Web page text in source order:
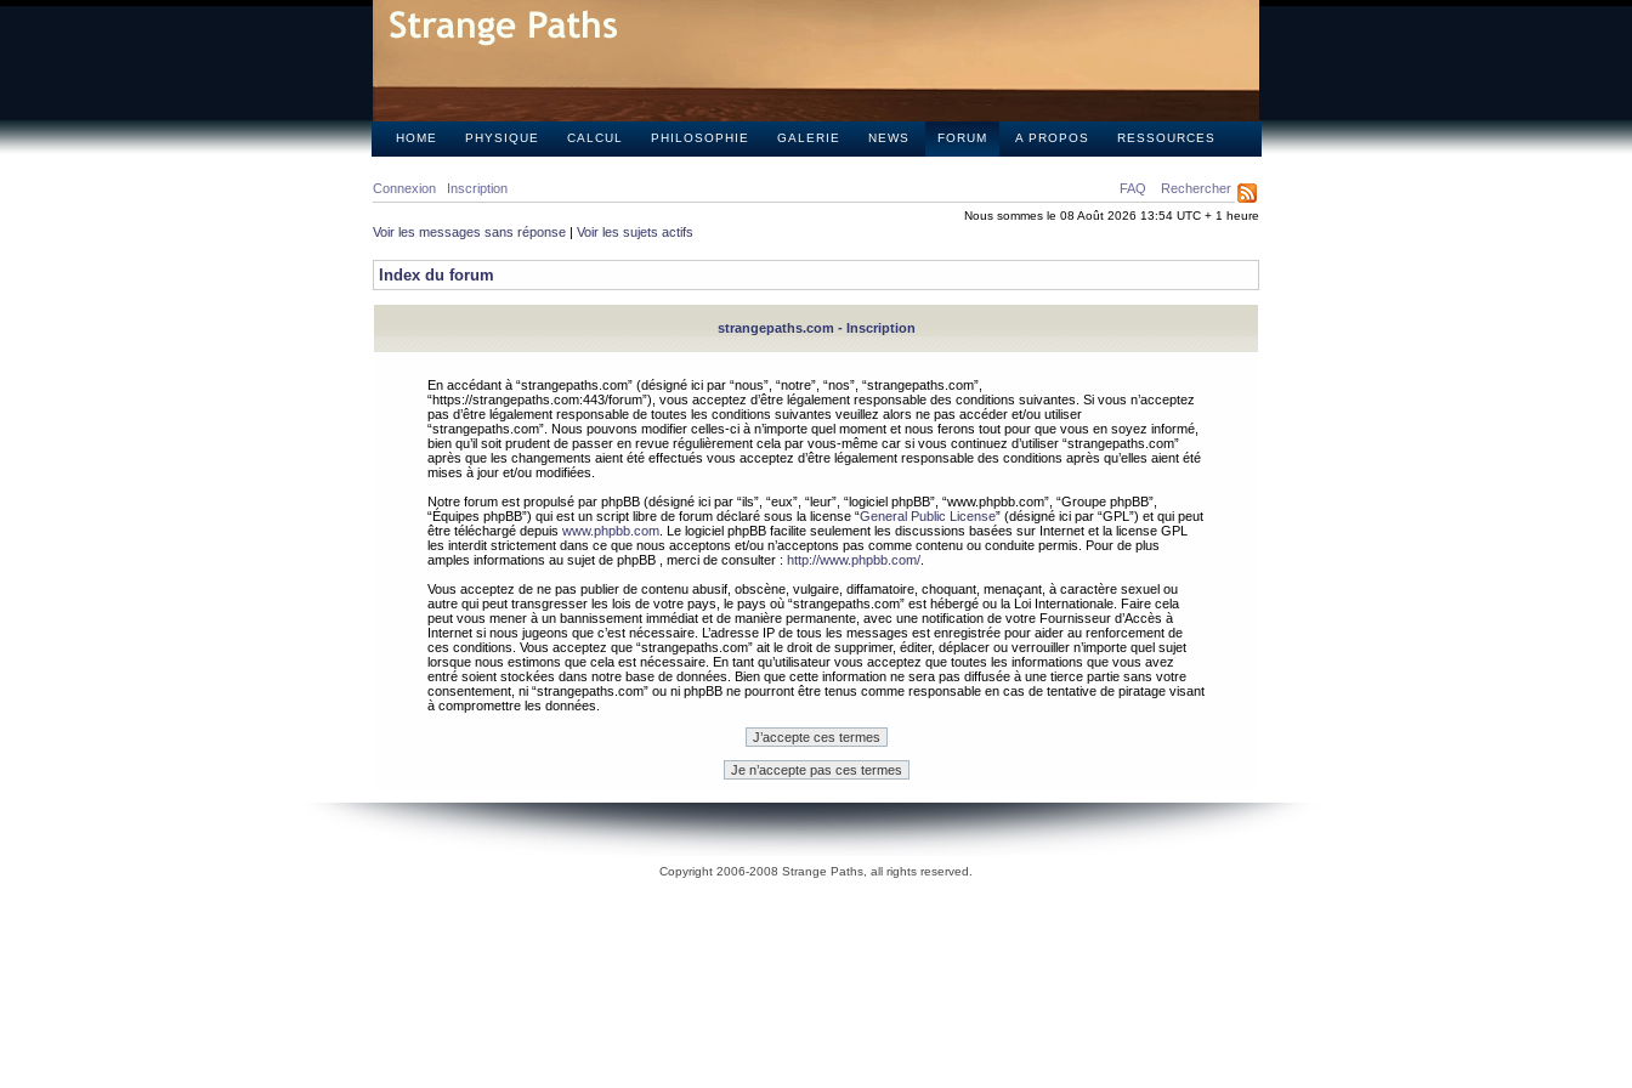
HOME PHYSIQUE CALCUL PHILOSOPHIE GALERIE NEWS FORUM A PROPOS RESSOURCES
FAQ Rechercher
Connexion Inscription
Nous sommes le 08 Août 2026 13:54 UTC + 1 heure
Voir les messages sans réponse | Voir les sujets actifs
Index du forum
strangepaths.com - Inscription
En accédant à “strangepaths.com” (désigné ici par “nous”, “notre”, “nos”, “strangepaths.com”,
“https://strangepaths.com:443/forum”), vous acceptez d’être légalement responsable des conditions suivantes. Si vous n’acceptez
pas d’être légalement responsable de toutes les conditions suivantes veuillez alors ne pas accéder et/ou utiliser
“strangepaths.com”. Nous pouvons modifier celles-ci à n’importe quel moment et nous ferons tout pour que vous en soyez informé,
bien qu’il soit prudent de passer en revue régulièrement cela par vous-même car si vous continuez d’utiliser “strangepaths.com”
après que les changements aient été effectués vous acceptez d’être légalement responsable des conditions après qu’elles aient été
mises à jour et/ou modifiées.
Notre forum est propulsé par phpBB (désigné ici par “ils”, “eux”, “leur”, “logiciel phpBB”, “www.phpbb.com”, “Groupe phpBB”,
“Équipes phpBB”) qui est un script libre de forum déclaré sous la license “General Public License” (désigné ici par “GPL”) et qui peut
être téléchargé depuis www.phpbb.com . Le logiciel phpBB facilite seulement les discussions basées sur Internet et la license GPL
les interdit strictement dans ce que nous acceptons et/ou n’acceptons pas comme contenu ou conduite permis. Pour de plus
amples informations au sujet de phpBB , merci de consulter : http://www.phpbb.com/
Vous acceptez de ne pas publier de contenu abusif, obscène, vulgaire, diffamatoire, choquant, menaçant, à caractère sexuel ou
autre qui peut transgresser les lois de votre pays, le pays où “strangepaths.com” est hébergé ou la Loi Internationale. Faire cela
peut vous mener à un bannissement immédiat et de manière permanente, avec une notification de votre Fournisseur d’Accès à
Internet si nous jugeons que c’est nécessaire. L’adresse IP de tous les messages est enregistrée pour aider au renforcement de
ces conditions. Vous acceptez que “strangepaths.com” ait le droit de supprimer, éditer, déplacer ou verrouiller n’importe quel sujet
lorsque nous estimons que cela est nécessaire. En tant qu’utilisateur vous acceptez que toutes les informations que vous avez
entré soient stockées dans notre base de données. Bien que cette information ne sera pas diffusée à une tierce partie sans votre
consentement, ni “strangepaths.com” ou ni phpBB ne pourront être tenus comme responsable en cas de tentative de piratage visant
à compromettre les données.
Copyright 2006-2008 Strange Paths, all rights reserved.